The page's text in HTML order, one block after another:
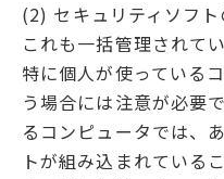
(2) セキュリティソフ
これも一括管理されて
特に個人が使っている
う場合には注意が必要
るコンピュータでは、
トが組み込まれている